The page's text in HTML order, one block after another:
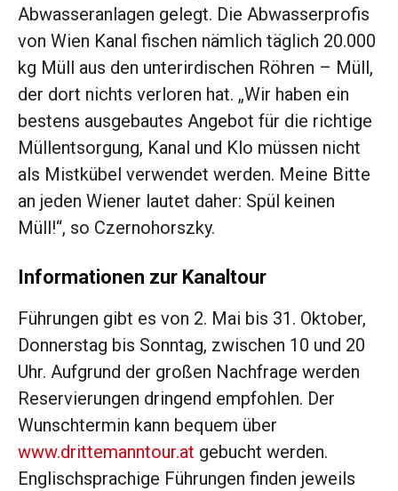
Abwasseranlagen gelegt. Die Abwasserprofis
von Wien Kanal fischen nämlich täglich 20.000
kg Müll aus den unterirdischen Röhren – Müll,
der dort nichts verloren hat. „Wir haben ein
bestens ausgebautes Angebot für die richtige
Müllentsorgung, Kanal und Klo müssen nicht
als Mistkübel verwendet werden. Meine Bitte
an jeden Wiener lautet daher: Spül keinen
Müll!“, so Czernohorszky.
Informationen zur Kanaltour
Führungen gibt es von 2. Mai bis 31. Oktober,
Donnerstag bis Sonntag, zwischen 10 und 20
Uhr. Aufgrund der großen Nachfrage werden
Reservierungen dringend empfohlen. Der
Wunschtermin kann bequem über
www.drittemanntour.at gebucht werden.
Englischsprachige Führungen finden jeweils